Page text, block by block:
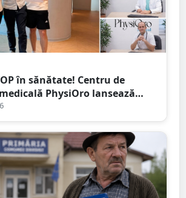
în sănătate! Centru de
PhysiOro lansează
PhysiOro